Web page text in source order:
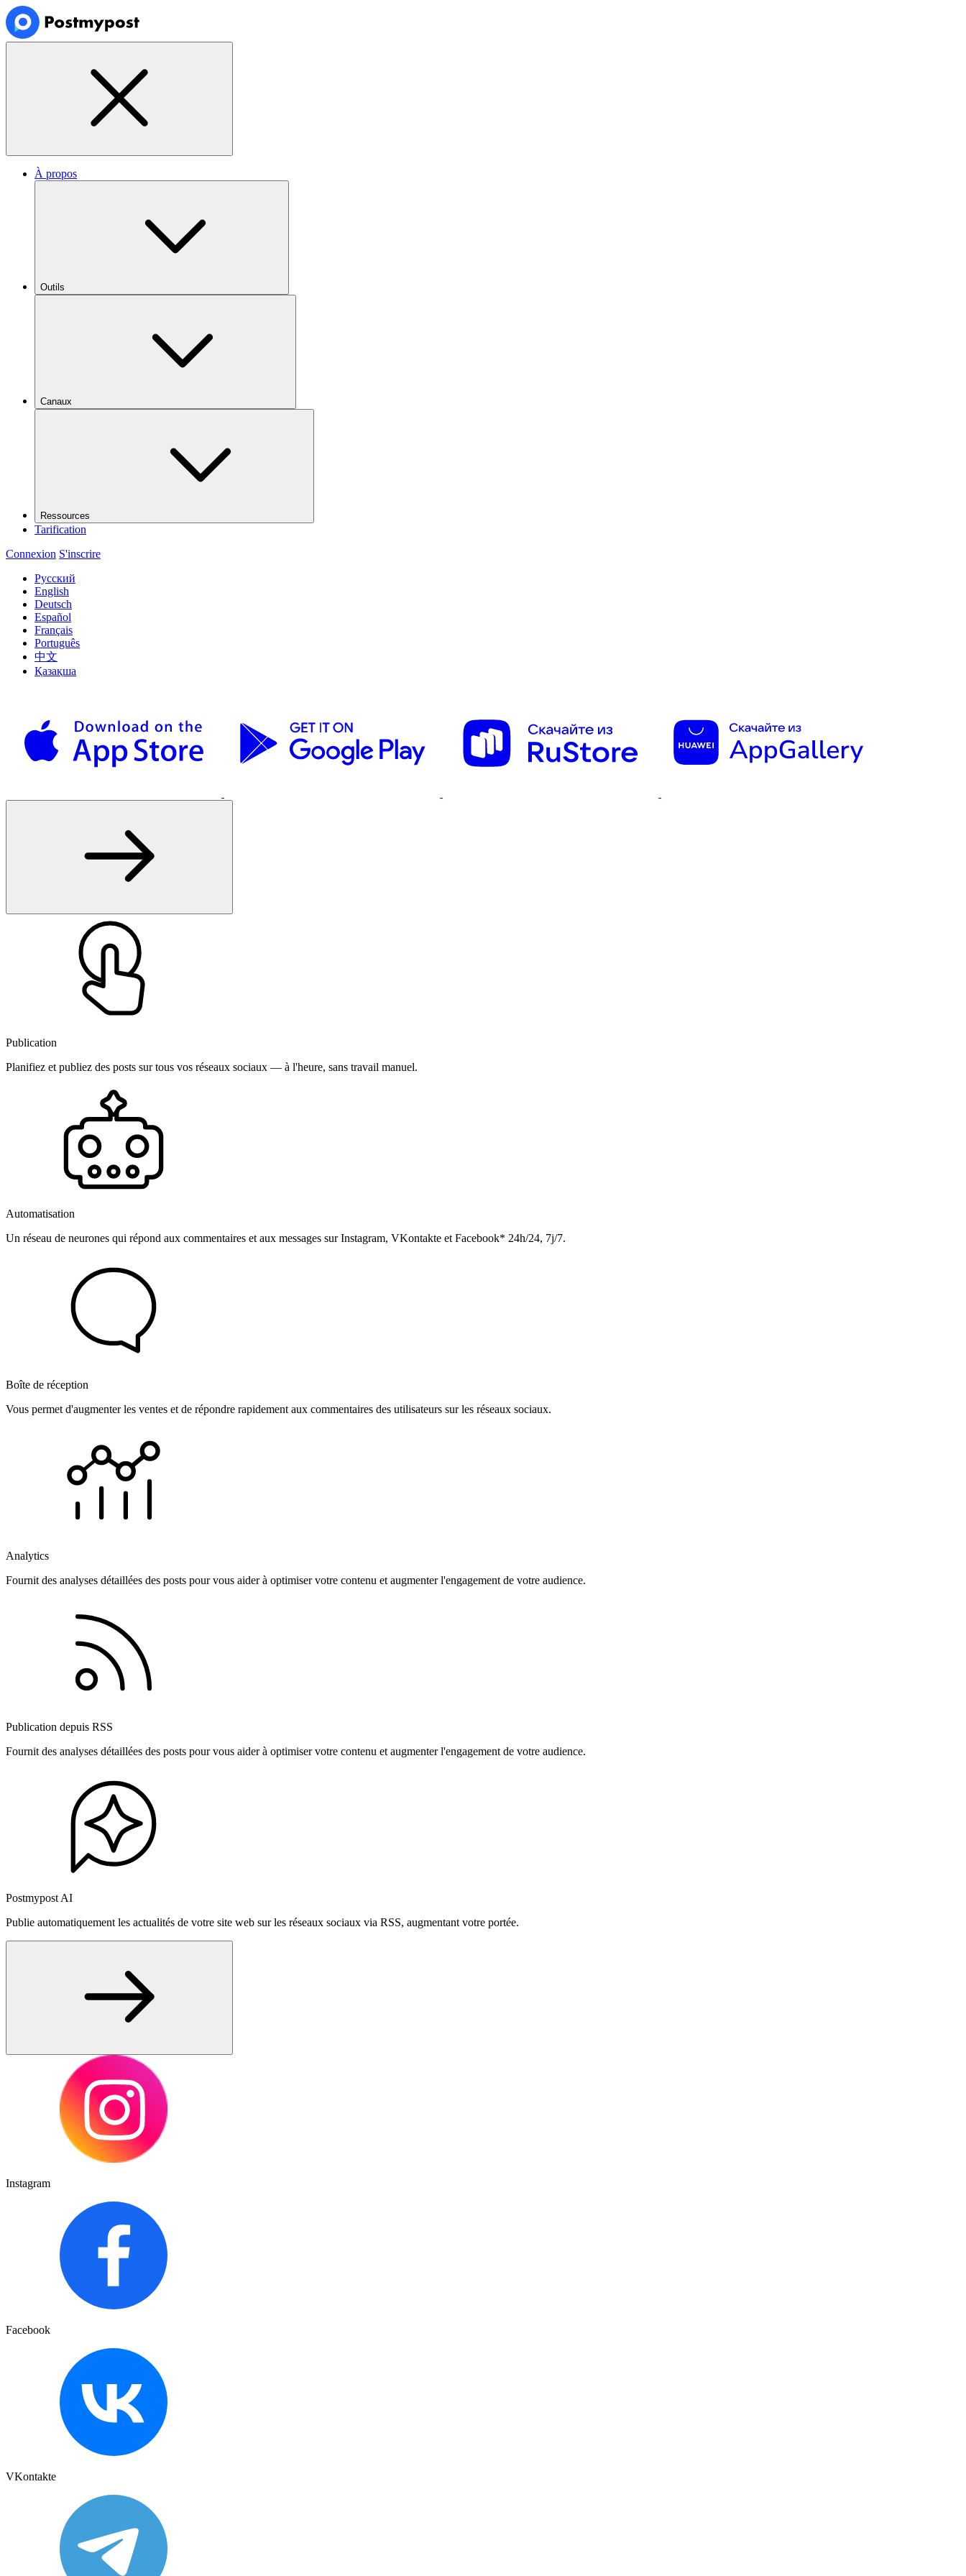
À propos
Outils
Canaux
Ressources
Tarification
Connexion S'inscrire
Русский
English
Deutsch
Español
Français
Português
中文
Қазақша
Publication
Planifiez et publiez des posts sur tous vos réseaux sociaux — à l'heure, sans travail manuel.
Automatisation
Un réseau de neurones qui répond aux commentaires et aux messages sur Instagram, VKontakte et Facebook* 24h/24, 7j/7.
Boîte de réception
Vous permet d'augmenter les ventes et de répondre rapidement aux commentaires des utilisateurs sur les réseaux sociaux.
Analytics
Fournit des analyses détaillées des posts pour vous aider à optimiser votre contenu et augmenter l'engagement de votre audience.
Publication depuis RSS
Fournit des analyses détaillées des posts pour vous aider à optimiser votre contenu et augmenter l'engagement de votre audience.
Postmypost AI
Publie automatiquement les actualités de votre site web sur les réseaux sociaux via RSS, augmentant votre portée.
Instagram
Facebook
VKontakte